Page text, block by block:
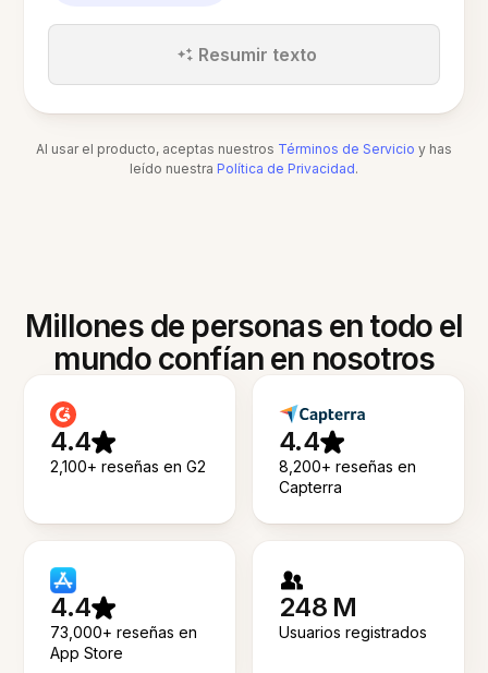
Resumir texto
Al usar el producto, aceptas nuestros Términos de Servicio y has
leído nuestra Política de Privacidad.
Millones de personas en todo el
mundo confían en nosotros
4.4
2,100+ reseñas en G2
4.4
8,200+ reseñas en
Capterra
4.4
73,000+ reseñas en
App Store
248 M
Usuarios registrados